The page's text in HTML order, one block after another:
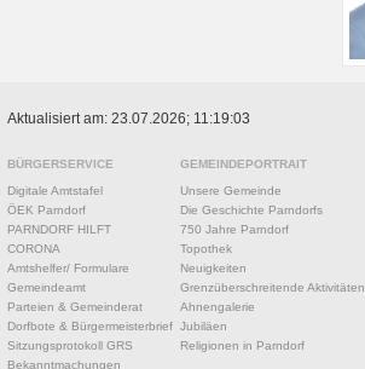
Aktualisiert am: 23.07.2026; 11:19:03
BÜRGERSERVICE
Digitale Amtstafel
ÖEK Parndorf
PARNDORF HILFT
CORONA
Amtshelfer/ Formulare
Gemeindeamt
Parteien & Gemeinderat
Dorfbote & Bürgermeisterbrief
Sitzungsprotokoll GRS
Bekanntmachungen
GEMEINDEPORTRAIT
Unsere Gemeinde
Die Geschichte Parndorfs
750 Jahre Parndorf
Topothek
Neuigkeiten
Grenzüberschreitende Aktivitäten
Ahnengalerie
Jubiläen
Religionen in Parndorf